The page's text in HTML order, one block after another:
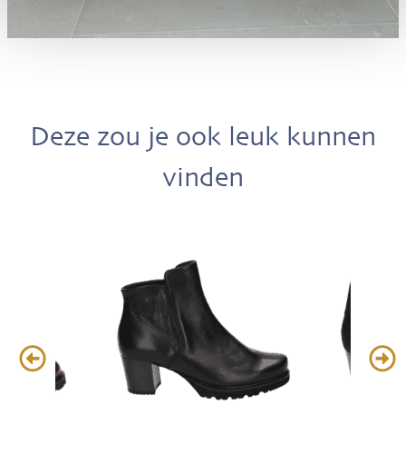
Deze zou je ook leuk kunnen
vinden